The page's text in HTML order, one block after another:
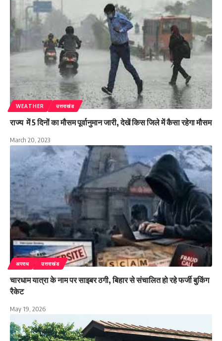
WEATHER उत्तराखंड
राज्य में 5 दिनों का मौसम पूर्वानुमान जारी, देखें किस जिले में कैसा रहेगा मौसम
March 20, 2023
अपराध उत्तराखंड
चारधाम यात्रा के नाम पर साइबर ठगी, बिहार से संचालित हो रहे फर्जी बुकिंग
रैकेट
May 19, 2026